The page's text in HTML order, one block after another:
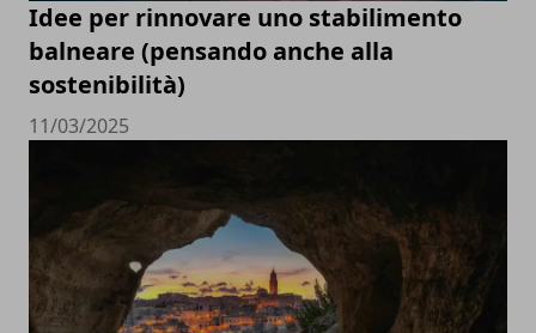
Idee per rinnovare uno stabilimento
balneare (pensando anche alla
sostenibilità)
11/03/2025